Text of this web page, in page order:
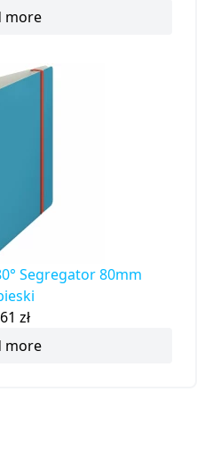
more
Segregator 80mm
zł
more